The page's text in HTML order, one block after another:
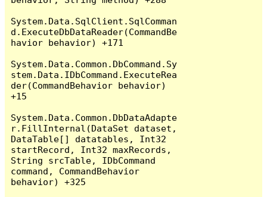
System.Data.SqlClient.SqlComman
d.ExecuteDbDataReader(CommandBe
havior behavior) +171
System.Data.Common.DbCommand.Sy
stem.Data.IDbCommand.ExecuteRea
der(CommandBehavior behavior)
+15
System.Data.Common.DbDataAdapte
r.FillInternal(DataSet dataset,
DataTable[] datatables, Int32
startRecord, Int32 maxRecords,
String srcTable, IDbCommand
command, CommandBehavior
behavior) +325